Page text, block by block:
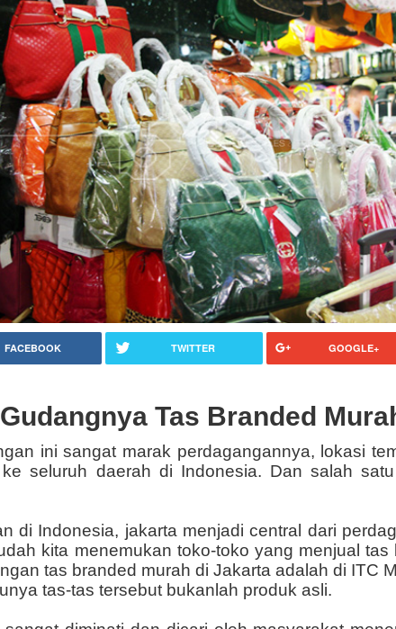
FACEBOOK TWITTER GOOGLE+
Tas Branded
ini sangat marak perdagangannya, lokasi
seluruh daerah di Indonesia. Dan salah
di Indonesia, jakarta menjadi central dari
kita menemukan toko-toko yang menjual
tas branded murah di Jakarta adalah di ITC
tas-tas tersebut bukanlah produk asli.